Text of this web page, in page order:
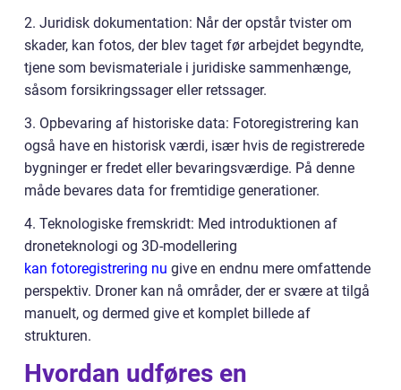
2. Juridisk dokumentation: Når der opstår tvister om
skader, kan fotos, der blev taget før arbejdet begyndte,
tjene som bevismateriale i juridiske sammenhænge,
såsom forsikringssager eller retssager.
3. Opbevaring af historiske data: Fotoregistrering kan
også have en historisk værdi, især hvis de registrerede
bygninger er fredet eller bevaringsværdige. På denne
måde bevares data for fremtidige generationer.
4. Teknologiske fremskridt: Med introduktionen af
droneteknologi og 3D-modellering
kan fotoregistrering nu give en endnu mere omfattende
perspektiv. Droner kan nå områder, der er svære at tilgå
manuelt, og dermed give et komplet billede af
strukturen.
Hvordan udføres en